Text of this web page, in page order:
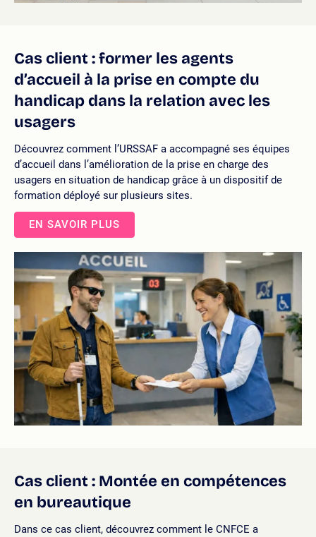
Cas client : former les agents
d’accueil à la prise en compte du
handicap dans la relation avec les
usagers
Découvrez comment l’URSSAF a accompagné ses équipes
d’accueil dans l’amélioration de la prise en charge des
usagers en situation de handicap grâce à un dispositif de
formation déployé sur plusieurs sites.
EN SAVOIR PLUS
Cas client : Montée en compétences
en bureautique
Dans ce cas client, découvrez comment le CNFCE a